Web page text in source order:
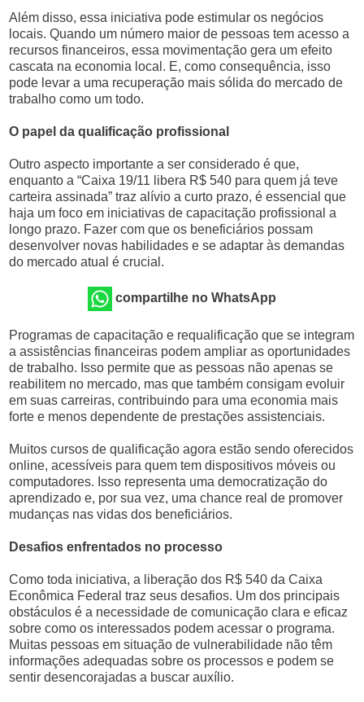
Além disso, essa iniciativa pode estimular os negócios
locais. Quando um número maior de pessoas tem acesso a
recursos financeiros, essa movimentação gera um efeito
cascata na economia local. E, como consequência, isso
pode levar a uma recuperação mais sólida do mercado de
trabalho como um todo.
O papel da qualificação profissional
Outro aspecto importante a ser considerado é que,
enquanto a “Caixa 19/11 libera R$ 540 para quem já teve
carteira assinada” traz alívio a curto prazo, é essencial que
haja um foco em iniciativas de capacitação profissional a
longo prazo. Fazer com que os beneficiários possam
desenvolver novas habilidades e se adaptar às demandas
do mercado atual é crucial.
compartilhe no WhatsApp
Programas de capacitação e requalificação que se integram
a assistências financeiras podem ampliar as oportunidades
de trabalho. Isso permite que as pessoas não apenas se
reabilitem no mercado, mas que também consigam evoluir
em suas carreiras, contribuindo para uma economia mais
forte e menos dependente de prestações assistenciais.
Muitos cursos de qualificação agora estão sendo oferecidos
online, acessíveis para quem tem dispositivos móveis ou
computadores. Isso representa uma democratização do
aprendizado e, por sua vez, uma chance real de promover
mudanças nas vidas dos beneficiários.
Desafios enfrentados no processo
Como toda iniciativa, a liberação dos R$ 540 da Caixa
Econômica Federal traz seus desafios. Um dos principais
obstáculos é a necessidade de comunicação clara e eficaz
sobre como os interessados podem acessar o programa.
Muitas pessoas em situação de vulnerabilidade não têm
informações adequadas sobre os processos e podem se
sentir desencorajadas a buscar auxílio.